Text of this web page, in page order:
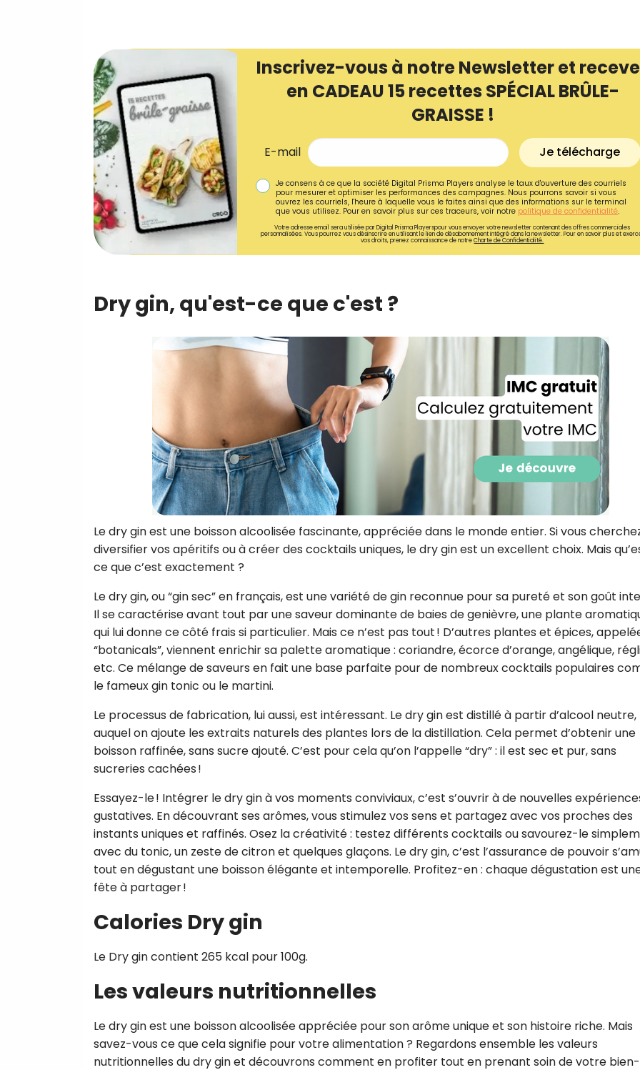
Inscrivez-vous à notre Newsletter et
en CADEAU 15 recettes SPÉCIAL BRÛLE-
GRAISSE !
E-mail Je télécharge
Je consens à ce que la société Digital Prisma Players analyse le taux d'ouverture des courriels
pour mesurer et optimiser les performances des campagnes. Nous pourrons savoir si vous
ouvrez les courriels, l'heure à laquelle vous le faites ainsi que des informations sur le terminal
que vous utilisez. Pour en savoir plus sur ces traceurs, voir notre politique de confidentialité.
Votre adresse email sera utilisée par Digital Prisma Playerspour vous envoyer votre newsletter contenant des offres commerciales
personnalisées. Vous pourrez vous désinscrire en utilisant le lien de désabonnement intégré dans la newsletter. Pour en savoir plus et
vos droits, prenez connaissance de notreCharte de Confidentialité.
Dry gin, qu'est-ce que c'est ?
Le dry gin est une boisson alcoolisée fascinante, appréciée dans le monde entier. Si vous
diversifier vos apéritifs ou à créer des cocktails uniques, le dry gin est un excellent choix. Mais
ce que c’est exactement ?
Le dry gin, ou “gin sec” en français, est une variété de gin reconnue pour sa pureté et son goût
Il se caractérise avant tout par une saveur dominante de baies de genièvre, une plante
qui lui donne ce côté frais si particulier. Mais ce n’est pas tout ! D’autres plantes et épices,
“botanicals”, viennent enrichir sa palette aromatique : coriandre, écorce d’orange, angélique,
etc. Ce mélange de saveurs en fait une base parfaite pour de nombreux cocktails populaires
le fameux gin tonic ou le martini.
Le processus de fabrication, lui aussi, est intéressant. Le dry gin est distillé à partir d’alcool neutre,
auquel on ajoute les extraits naturels des plantes lors de la distillation. Cela permet d’obtenir une
boisson raffinée, sans sucre ajouté. C’est pour cela qu’on l’appelle “dry” : il est sec et pur, sans
sucreries cachées !
Essayez-le ! Intégrer le dry gin à vos moments conviviaux, c’est s’ouvrir à de nouvelles
gustatives. En découvrant ses arômes, vous stimulez vos sens et partagez avec vos proches des
instants uniques et raffinés. Osez la créativité : testez différents cocktails ou savourez-le
avec du tonic, un zeste de citron et quelques glaçons. Le dry gin, c’est l’assurance de pouvoir
tout en dégustant une boisson élégante et intemporelle. Profitez-en : chaque dégustation est
fête à partager !
Calories Dry gin
Le Dry gin contient 265 kcal pour 100g.
Les valeurs nutritionnelles
Le dry gin est une boisson alcoolisée appréciée pour son arôme unique et son histoire riche. Mais
savez-vous ce que cela signifie pour votre alimentation ? Regardons ensemble les valeurs
nutritionnelles du dry gin et découvrons comment en profiter tout en prenant soin de votre
Recevez
recettes inédites de
!
Ainsi que la newsletter
Je consens à ce que la société
des courriels pour mesurer et
performances des campagnes.
pourrons savoir si vous ouvrez les
utilisez. Pour en savoir plus sur ces
voir notre politique de
Je reçois mon cadeau !
exercer vos droits, prenez connaissance de notreCharte
Confidentialité.